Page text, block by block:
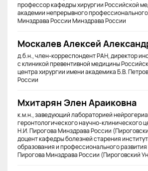
профессор кафедры хирургии Российской
академии непрерывного
Минздрава России Минздрава России
Москалев Алексей
д.б.н., член-корреспондент РАН, директор
с клиникой превентивной медицины
центра хирургии имени академика Б.В.
России
Мхитарян Элен Араиковна
к.м.н., заведующий лабораторией
геронтологического научно-клинического
Н.И. Пирогова Минздрава России
доцент кафедры болезней старения
образования и профессионального
Пирогова Минздрава России (Пироговский